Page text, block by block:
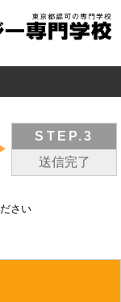
STEP.3
送信完了
さい